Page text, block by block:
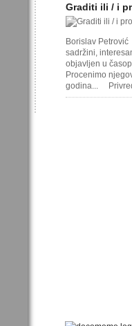
Graditi ili / i
Borislav
sadržini,
objavljen u
Procenimo
godina...